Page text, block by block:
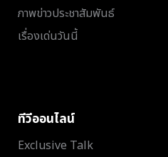
ภาพข่าวประชาสัมพันธ์
เรื่องเด่นวันนี้
ทีวีออนไลน์
Exclusive Talk